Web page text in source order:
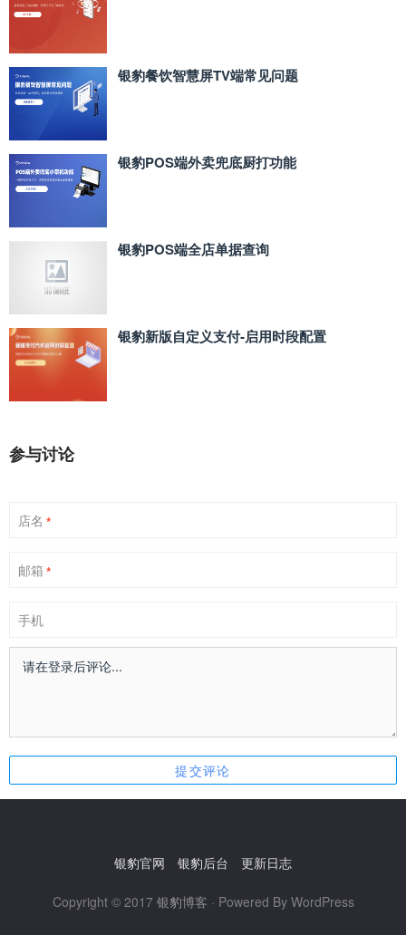
银豹餐饮智慧屏TV端常见问题
银豹POS端外卖兜底厨打功能
银豹POS端全店单据查询
银豹新版自定义支付‑启用时段配置
参与讨论
店名 *
邮箱 *
手机
银豹官网 银豹后台 更新日志
Copyright © 2017 银豹博客 · Powered By WordPress